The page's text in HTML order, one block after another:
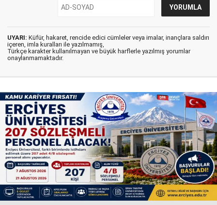
UYARI: Küfür, hakaret, rencide edici cümleler veya imalar, inançlara saldırı
içeren, imla kuralları ile yazılmamış,
Türkçe karakter kullanılmayan ve büyük harflerle yazılmış yorumlar
onaylanmamaktadır.